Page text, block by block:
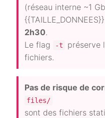
(réseau interne ~1
2h30.
Le flag
-t
préserve
fichiers.
Pas de risque de
files/
sont des fichiers